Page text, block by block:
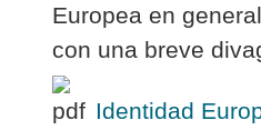
Europea en
con una breve
Identidad